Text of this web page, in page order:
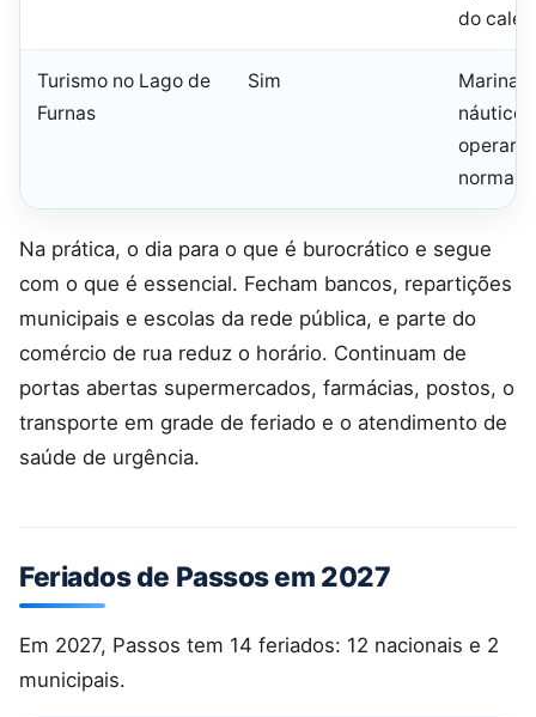
do
Turismo no Lago de
Furnas
Sim
Marinas
operar
Na prática, o dia para o que é burocrático e segue
com o que é essencial. Fecham bancos, repartições
municipais e escolas da rede pública, e parte do
comércio de rua reduz o horário. Continuam de
portas abertas supermercados, farmácias, postos, o
transporte em grade de feriado e o atendimento de
saúde de urgência.
Feriados de Passos em 2027
Em 2027, Passos tem 14 feriados: 12 nacionais e 2
municipais.